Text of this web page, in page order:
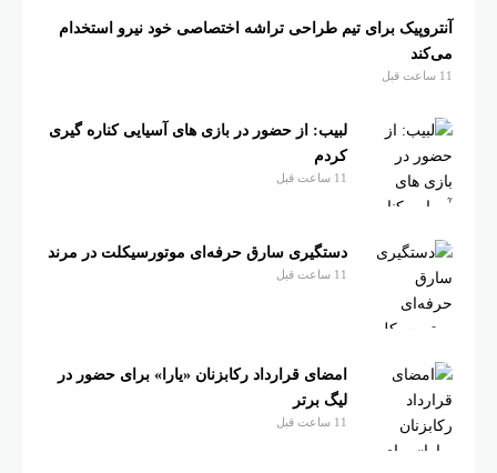
آنتروپیک برای تیم طراحی تراشه اختصاصی خود نیرو استخدام
می‌کند
11 ساعت قبل
لبیب: از حضور در بازی های آسیایی کناره گیری
کردم
11 ساعت قبل
دستگیری سارق حرفه‌ای موتورسیکلت در مرند
11 ساعت قبل
امضای قرارداد رکابزنان «یارا» برای حضور در
لیگ برتر
11 ساعت قبل